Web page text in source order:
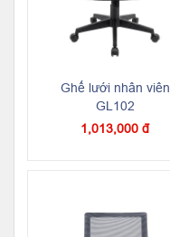
Ghế lưới nhân viên
GL102
1,013,000 đ